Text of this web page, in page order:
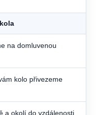
na domluvenou
kolo přivezeme
a okolí do vzdálenosti